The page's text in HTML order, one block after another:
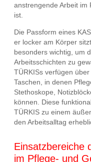
anstrengende Arbeit im
ist.
Die Passform eines
er locker am Körper
besonders wichtig, um
Arbeitsschichten zu
TÜRKISs verfügen
Taschen, in denen
Stethoskope,
können. Diese
TÜRKIS zu einem
den Arbeitsalltag
Einsatzbereiche
im Pflege- und